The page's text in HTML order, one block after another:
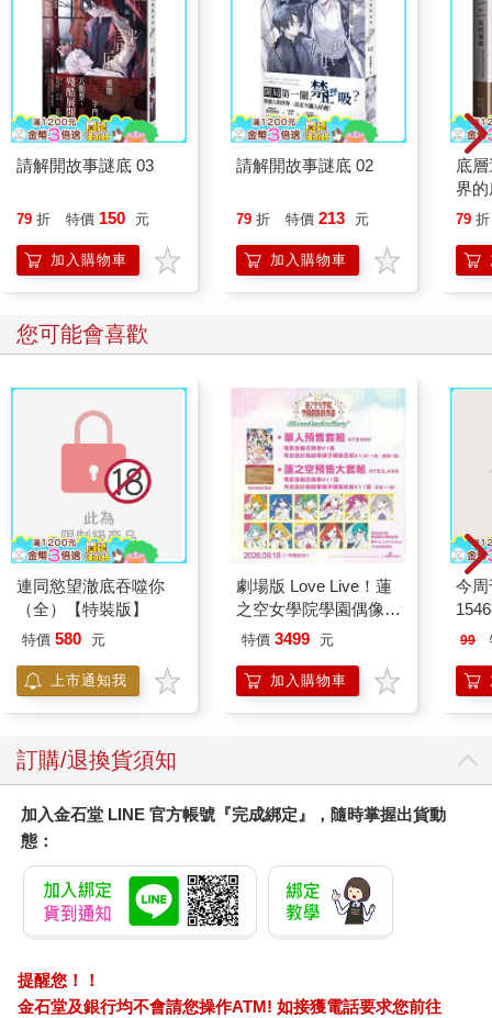
請解開故事謎底 03
79 折 特價 150 元
加入購物車
請解開故事謎底 02
79 折 特價 213 元
加入購物車
底
界
79 折
您可能會喜歡
連同慾望澈底吞噬你
（全）【特裝版】
特價 580 元
上市通知我
劇場版 Love Live！蓮
之空女學院學園偶像俱
樂部 Bloom Garden
組
特價 3499 元
加入購物車
今周
99
訂購/退換貨須知
加入金石堂 LINE 官方帳號『完成綁定』，隨時掌握出貨動
態：
提醒您！！
金石堂及銀行均不會請您操作ATM! 如接獲電話要求您前往